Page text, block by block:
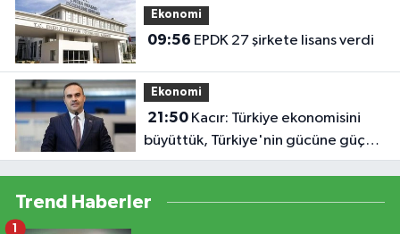
Ekonomi
09:56 EPDK 27 şirkete lisans verdi
Ekonomi
21:50Kacır: Türkiye ekonomisini
büyüttük, Türkiye'nin gücüne güç
kattık
Trend Haberler
1